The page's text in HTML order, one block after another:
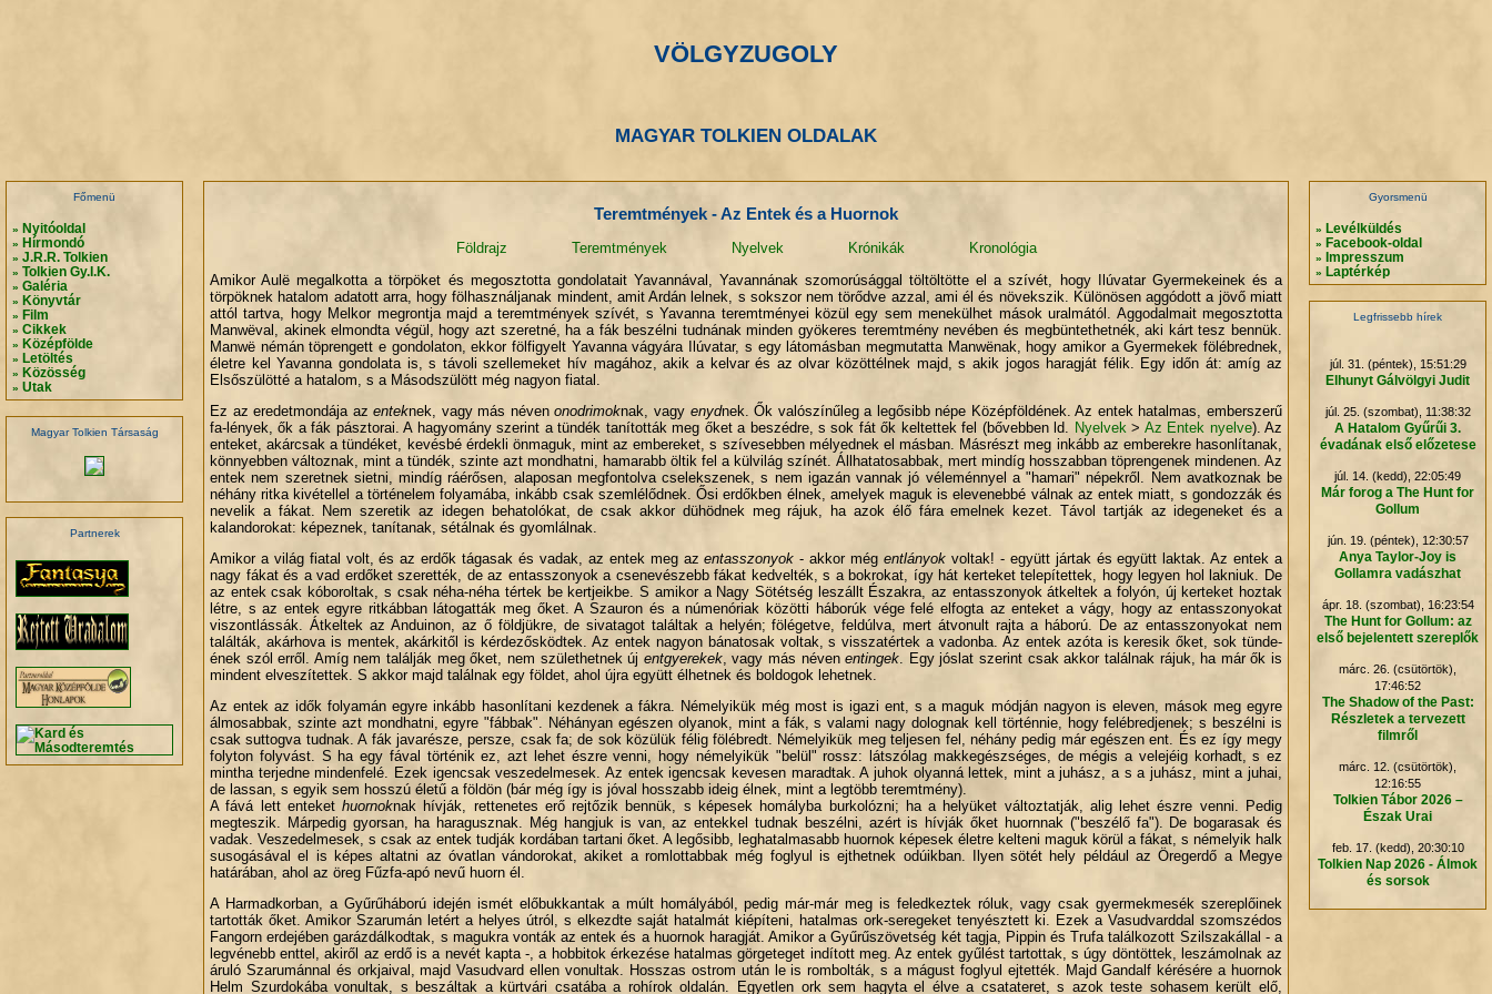
VÖLGYZUGOLY
MAGYAR TOLKIEN OLDALAK
Főmenü
» Nyitóoldal
» Hírmondó
» J.R.R. Tolkien
» Tolkien Gy.I.K.
» Galéria
» Könyvtár
» Film
» Cikkek
» Középfölde
» Letöltés
» Közösség
» Utak
Magyar Tolkien Társaság
Partnerek
Teremtmények - Az Entek és a Huornok
Földrajz Teremtmények Nyelvek Krónikák
Kronológia
Amikor Aulë megalkotta a törpöket és megosztotta gondolatait Yavannával, Yavannának szomorúsággal töltöltötte el a szívét, hogy Ilúvatar Gyermekeinek és a
törpöknek hatalom adatott arra, hogy fölhasználjanak mindent, amit Ardán lelnek, s sokszor nem törődve azzal, ami él és növekszik. Különösen aggódott a jövő miatt
attól tartva, hogy Melkor megrontja majd a teremtmények szívét, s Yavanna teremtményei közül egy sem menekülhet mások uralmától. Aggodalmait megosztotta
Manwëval, akinek elmondta végül, hogy azt szeretné, ha a fák beszélni tudnának minden gyökeres teremtmény nevében és megbüntethetnék, aki kárt tesz bennük.
Manwë némán töprengett e gondolaton, ekkor fölfigyelt Yavanna vágyára Ilúvatar, s egy látomásban megmutatta Manwënak, hogy amikor a Gyermekek fölébrednek,
életre kel Yavanna gondolata is, s távoli szellemeket hív magához, akik a kelvar és az olvar közöttélnek majd, s akik jogos haragját félik. Egy időn át: amíg az
Elsőszülötté a hatalom, s a Másodszülött még nagyon fiatal.
Ez az eredetmondája azenteknek, vagy más névenonodrimoknak, vagy enydnek. Ők valószínűleg a legősibb népe Középföldének. Az entek hatalmas, emberszerű
fa-lények, ők a fák pásztorai. A hagyomány szerint a tündék tanították meg őket a beszédre, s sok fát ők keltettek fel (bővebben ld. Nyelvek > Az Entek nyelve). Az
enteket, akárcsak a tündéket, kevésbé érdekli önmaguk, mint az embereket, s szívesebben mélyednek el másban. Másrészt meg inkább az emberekre hasonlítanak,
könnyebben változnak, mint a tündék, szinte azt mondhatni, hamarabb öltik fel a külvilág színét. Állhatatosabbak, mert mindíg hosszabban töprengenek mindenen. Az
entek nem szeretnek sietni, mindíg ráérősen, alaposan megfontolva cselekszenek, s nem igazán vannak jó véleménnyel a "hamari" népekről. Nem avatkoznak be
néhány ritka kivétellel a történelem folyamába, inkább csak szemlélődnek. Ősi erdőkben élnek, amelyek maguk is elevenebbé válnak az entek miatt, s gondozzák és
nevelik a fákat. Nem szeretik az idegen behatolókat, de csak akkor dühödnek meg rájuk, ha azok élő fára emelnek kezet. Távol tartják az idegeneket és a
kalandorokat: képeznek, tanítanak, sétálnak és gyomlálnak.
Amikor a világ fiatal volt, és az erdők tágasak és vadak, az entek meg azentasszonyok - akkor mégentlányok voltak! - együtt jártak és együtt laktak. Az entek a
nagy fákat és a vad erdőket szerették, de az entasszonyok a csenevészebb fákat kedvelték, s a bokrokat, így hát kerteket telepítettek, hogy legyen hol lakniuk. De
az entek csak kóboroltak, s csak néha-néha tértek be kertjeikbe. S amikor a Nagy Sötétség leszállt Északra, az entasszonyok átkeltek a folyón, új kerteket hoztak
létre, s az entek egyre ritkábban látogatták meg őket. A Szauron és a númenóriak közötti háborúk vége felé elfogta az enteket a vágy, hogy az entasszonyokat
viszontlássák. Átkeltek az Anduinon, az ő földjükre, de sivatagot találtak a helyén; fölégetve, feldúlva, mert átvonult rajta a háború. De az entasszonyokat nem
találták, akárhova is mentek, akárkitől is kérdezősködtek. Az entek nagyon bánatosak voltak, s visszatértek a vadonba. Az entek azóta is keresik őket, sok tünde-
ének szól erről. Amíg nem találják meg őket, nem születhetnek új entgyerekek, vagy más névenentingek . Egy jóslat szerint csak akkor találnak rájuk, ha már ők is
mindent elveszítettek. S akkor majd találnak egy földet, ahol újra együtt élhetnek és boldogok lehetnek.
Az entek az idők folyamán egyre inkább hasonlítani kezdenek a fákra. Némelyikük még most is igazi ent, s a maguk módján nagyon is eleven, mások meg egyre
álmosabbak, szinte azt mondhatni, egyre "fábbak". Néhányan egészen olyanok, mint a fák, s valami nagy dolognak kell történnie, hogy felébredjenek; s beszélni is
csak suttogva tudnak. A fák javarésze, persze, csak fa; de sok közülük félig fölébredt. Némelyikük meg teljesen fel, néhány pedig már egészen ent. És ez így megy
folyton folyvást. S ha egy fával történik ez, azt lehet észre venni, hogy némelyikük "belül" rossz: látszólag makkegészséges, de mégis a velejéig korhadt, s ez
mintha terjedne mindenfelé. Ezek igencsak veszedelmesek. Az entek igencsak kevesen maradtak. A juhok olyanná lettek, mint a juhász, a s a juhász, mint a juhai,
de lassan, s egyik sem hosszú életű a földön (bár még így is jóval hosszabb ideig élnek, mint a legtöbb teremtmény).
A fává lett entekethuornoknak hívják, rettenetes erő rejtőzik bennük, s képesek homályba burkolózni; ha a helyüket változtatják, alig lehet észre venni. Pedig
megteszik. Márpedig gyorsan, ha haragusznak. Még hangjuk is van, az entekkel tudnak beszélni, azért is hívják őket huornnak ("beszélő fa"). De bogarasak és
vadak. Veszedelmesek, s csak az entek tudják kordában tartani őket. A legősibb, leghatalmasabb huornok képesek életre kelteni maguk körül a fákat, s némelyik halk
susogásával el is képes altatni az óvatlan vándorokat, akiket a romlottabbak még foglyul is ejthetnek odúikban. Ilyen sötét hely például az Öregerdő a Megye
határában, ahol az öreg Fűzfa-apó nevű huorn él.
A Harmadkorban, a Gyűrűháború idején ismét előbukkantak a múlt homályából, pedig már-már meg is feledkeztek róluk, vagy csak gyermekmesék szereplőinek
tartották őket. Amikor Szarumán letért a helyes útról, s elkezdte saját hatalmát kiépíteni, hatalmas ork-seregeket tenyésztett ki. Ezek a Vasudvarddal szomszédos
Fangorn erdejében garázdálkodtak, s magukra vonták az entek és a huornok haragját. Amikor a Gyűrűszövetség két tagja, Pippin és Trufa találkozott Szilszakállal - a
legvénebb enttel, akiről az erdő is a nevét kapta -, a hobbitok érkezése hatalmas görgeteget indított meg. Az entek gyűlést tartottak, s úgy döntöttek, leszámolnak az
áruló Szarumánnal és orkjaival, majd Vasudvard ellen vonultak. Hosszas ostrom után le is rombolták, s a mágust foglyul ejtették. Majd Gandalf kérésére a huornok
Helm Szurdokába vonultak, s beszáltak a kürtvári csatába a rohírok oldalán. Egyetlen ork sem hagyta el élve a csatateret, s azok teste sohasem került elő,
Gyorsmenü
» Levélküldés
» Facebook-oldal
» Impresszum
» Laptérkép
Legfrissebb hírek
júl. 31. (péntek), 15:51:29
Elhunyt Gálvölgyi Judit
júl. 25. (szombat), 11:38:32
A Hatalom Gyűrűi 3.
évadának első előzetese
júl. 14. (kedd), 22:05:49
Már forog a The Hunt for
Gollum
jún. 19. (péntek), 12:30:57
Anya Taylor-Joy is
Gollamra vadászhat
ápr. 18. (szombat), 16:23:54
The Hunt for Gollum: az
első bejelentett szereplők
márc. 26. (csütörtök),
17:46:52
The Shadow of the Past:
Részletek a tervezett
filmről
márc. 12. (csütörtök),
12:16:55
Tolkien Tábor 2026 –
Észak Urai
feb. 17. (kedd), 20:30:10
Tolkien Nap 2026 - Álmok
és sorsok